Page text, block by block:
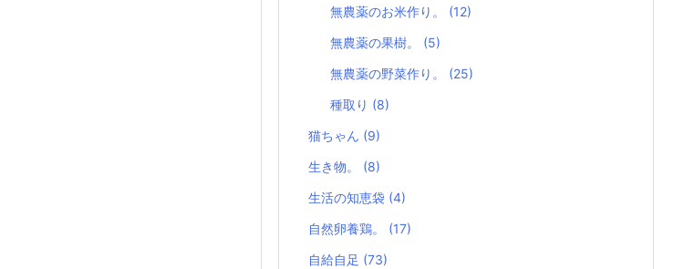
無農薬のお米作り。 (12)
無農薬の果樹。 (5)
無農薬の野菜作り。 (25)
種取り (8)
猫ちゃん (9)
生き物。 (8)
生活の知恵袋 (4)
自然卵養鶏。 (17)
自給自足 (73)